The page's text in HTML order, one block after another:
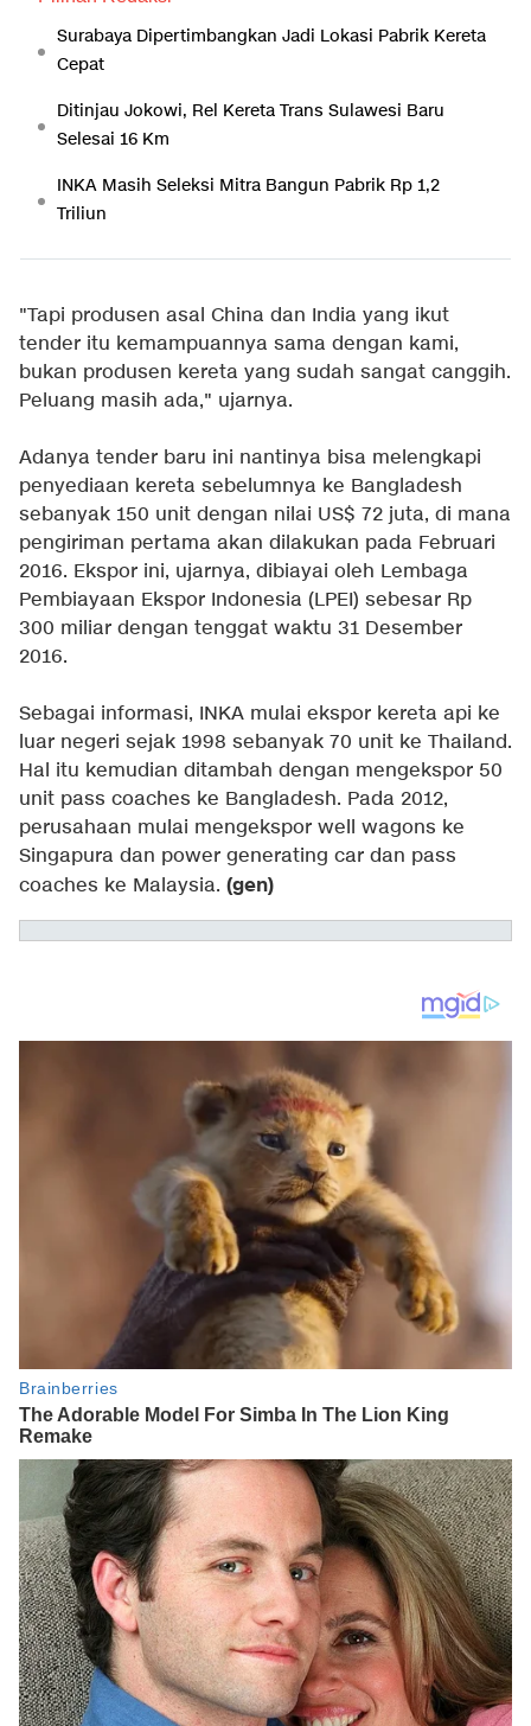
Surabaya Dipertimbangkan Jadi Lokasi Pabrik Kereta
Cepat
Ditinjau Jokowi, Rel Kereta Trans Sulawesi Baru
Selesai 16 Km
INKA Masih Seleksi Mitra Bangun Pabrik Rp 1,2
Triliun
"Tapi produsen asal China dan India yang ikut
tender itu kemampuannya sama dengan kami,
bukan produsen kereta yang sudah sangat canggih.
Peluang masih ada," ujarnya.
Adanya tender baru ini nantinya bisa melengkapi
penyediaan kereta sebelumnya ke Bangladesh
sebanyak 150 unit dengan nilai US$ 72 juta, di mana
pengiriman pertama akan dilakukan pada Februari
2016. Ekspor ini, ujarnya, dibiayai oleh Lembaga
Pembiayaan Ekspor Indonesia (LPEI) sebesar Rp
300 miliar dengan tenggat waktu 31 Desember
2016.
Sebagai informasi, INKA mulai ekspor kereta api ke
luar negeri sejak 1998 sebanyak 70 unit ke Thailand.
Hal itu kemudian ditambah dengan mengekspor 50
unit pass coaches ke Bangladesh. Pada 2012,
perusahaan mulai mengekspor well wagons ke
Singapura dan power generating car dan pass
coaches ke Malaysia. (gen)